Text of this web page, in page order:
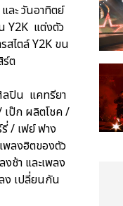
ละ วันอาทิตย์
Y2K แต่งตัว
สไตล์ Y2K ขน
ร์ต
ลปิน แคทรียา
ป๊ก ผลิตโชค /
/ เฟย์ ฟาง
พลงฮิตของตัว
ช้า และเพลง
ง เปลี่ยนกัน